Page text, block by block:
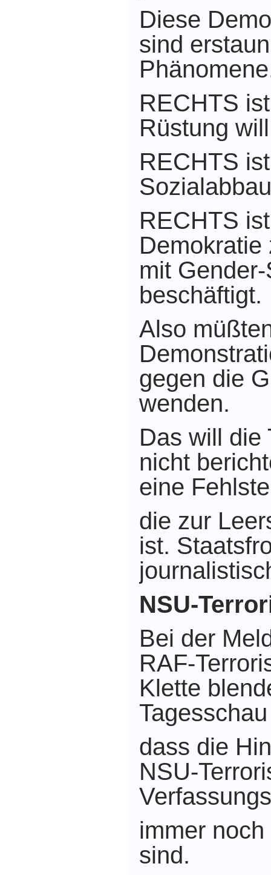
Diese
sind
RECHTS
Rüstung
RECHTS
RECHTS
mit
beschäftigt.
Also
gegen die
wenden.
Das will die
nicht
eine
die zur
ist.
NSU-
Bei der
RAF-
Klette
dass die
NSU-
immer
sind.